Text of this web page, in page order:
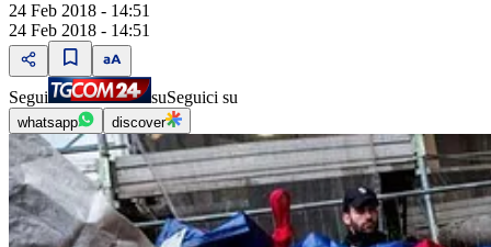
24 Feb 2018 - 14:51
24 Feb 2018 - 14:51
Segui suSeguici su
whatsapp discover